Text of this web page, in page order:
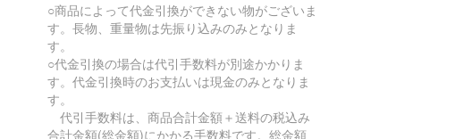
○商品によって代金引換ができない物がございま
す。長物、重量物は先振り込みのみとなりま
す。
○代金引換の場合は代引手数料が別途かかりま
す。代金引換時のお支払いは現金のみとなりま
す。
代引手数料は、商品合計金額＋送料の税込み
合計金額(総金額)にかかる手数料です。総金額